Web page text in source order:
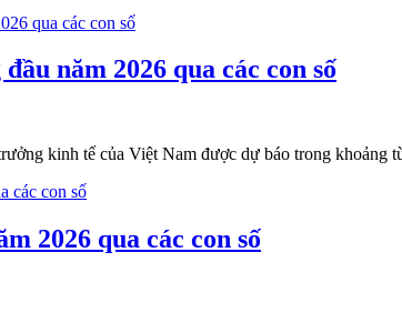
năm 2026 qua các con số
kinh tế của Việt Nam được dự báo trong khoảng
2026 qua các con số